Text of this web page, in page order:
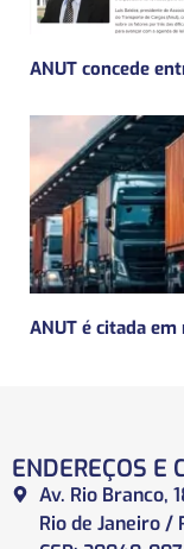
ENDEREÇOS E
Av. Rio Branco,
Rio de Janeiro /